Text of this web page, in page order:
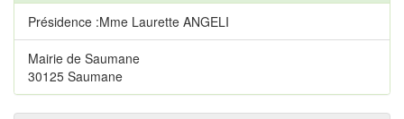
Présidence :Mme Laurette ANGELI
Mairie de Saumane
30125 Saumane